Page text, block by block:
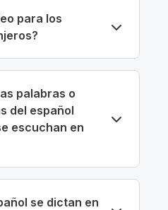
para los
palabras o
del español
escuchan en
se dictan en